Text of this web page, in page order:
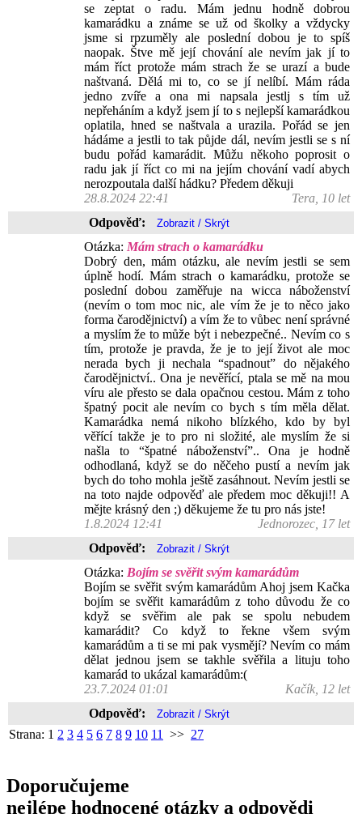
se zeptat o radu. Mám jednu hodně dobrou
kamarádku a známe se už od školky a vždycky
jsme si rpzuměly ale poslední dobou je to spíš
naopak. Štve mě její chování ale nevím jak jí to
mám říct protože mám strach že se urazí a bude
naštvaná. Dělá mi to, co se jí nelíbí. Mám ráda
jedno zvíře a ona mi napsala jestlj s tím už
nepřeháním a když jsem jí to s nejlepší kamarádkou
oplatila, hned se naštvala a urazila. Pořád se jen
hádáme a jestli to tak půjde dál, nevím jestli se s ní
budu pořád kamarádit. Můžu někoho poprosit o
radu jak jí říct co mi na jejím chování vadí abych
nerozpoutala další hádku? Předem děkuji
28.8.2024 22:41
Tera, 10 let
Odpověď:
Otázka: Mám strach o kamarádku
Dobrý den, mám otázku, ale nevím jestli se sem
úplně hodí. Mám strach o kamarádku, protože se
poslední dobou zaměřuje na wicca náboženství
(nevím o tom moc nic, ale vím že je to něco jako
forma čarodějnictví) a vím že to vůbec není správné
a myslím že to může být i nebezpečné.. Nevím co s
tím, protože je pravda, že je to její život ale moc
nerada bych ji nechala “spadnout” do nějakého
čarodějnictví.. Ona je nevěřící, ptala se mě na mou
víru ale přesto se dala opačnou cestou. Mám z toho
špatný pocit ale nevím co bych s tím měla dělat.
Kamarádka nemá nikoho blízkého, kdo by byl
věřící takže je to pro ni složité, ale myslím že si
našla to “špatné náboženství”.. Ona je hodně
odhodlaná, když se do něčeho pustí a nevím jak
bych do toho mohla ještě zasáhnout. Nevím jestli se
na toto najde odpověď ale předem moc děkuji!! A
mějte krásný den ;) děkujeme že tu pro nás jste!
1.8.2024 12:41
Jednorozec, 17 let
Odpověď:
Otázka: Bojím se svěřit svým kamarádům
Bojím se svěřit svým kamarádům Ahoj jsem Kačka
bojím se svěřit kamarádům z toho důvodu že co
když se svěřim ale pak se spolu nebudem
kamarádit? Co když to řekne všem svým
kamarádům a ti se mi pak vysmějí? Nevím co mám
dělat jednou jsem se takhle svěřila a lituju toho
kamarád to ukázal kamarádům:(
23.7.2024 01:01
Kačík, 12 let
Odpověď:
Strana: 1 2 3 4 5 6 7 8 9 10 11 >> 27
Doporučujeme
nejlépe hodnocené otázky a odpovědi